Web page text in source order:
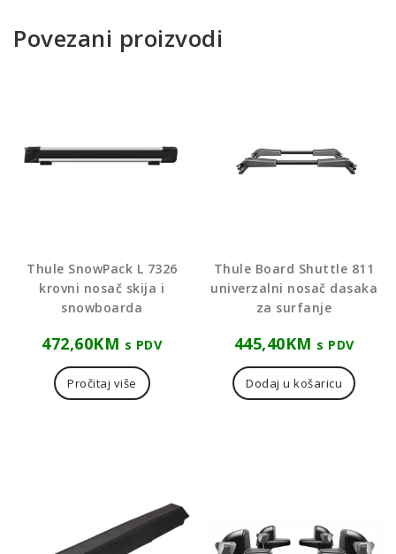
Povezani proizvodi
Thule SnowPack L 7326
krovni nosač skija i
snowboarda
472,60KM s PDV
Pročitaj više
Thule Board Shuttle 811
univerzalni nosač dasaka
za surfanje
445,40KM s PDV
Dodaj u košaricu